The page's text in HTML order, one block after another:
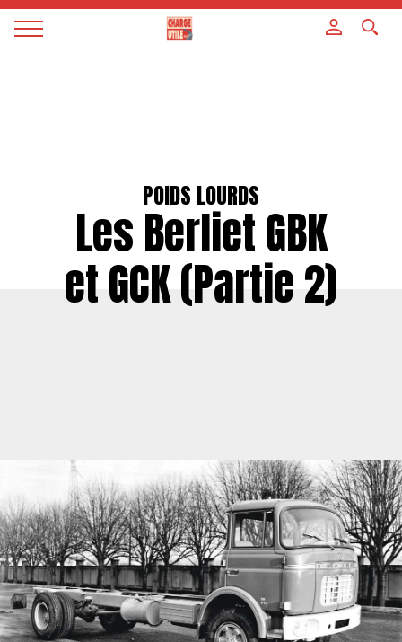
Magazine
POIDS LOURDS
Les Berliet GBK
et GCK (Partie 2)
Panneau de gestion des cookies